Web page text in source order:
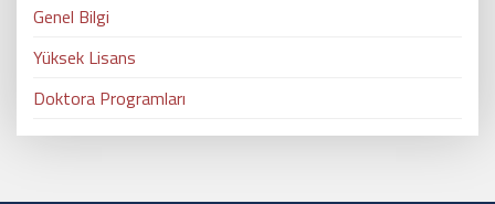
Genel Bilgi
Yüksek Lisans
Doktora Programları